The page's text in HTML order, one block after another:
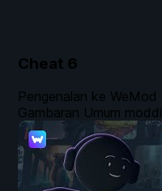
Cheat 6
Pengenalan ke WeMod
Gambaran Umum